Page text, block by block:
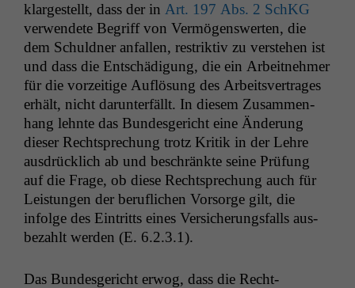
klargestellt, dass der in Art. 197 Abs. 2 SchKG
ver­wen­dete Begriff von Ver­mö­genswerten, die
dem Schuld­ner anfall­en, restrik­tiv zu ver­ste­hen ist
und dass die Entschädi­gung, die ein Arbeit­nehmer
für die vorzeit­ige Auflö­sung des Arbeitsver­trages
erhält, nicht darun­ter­fällt. In diesem Zusam­men­
hang lehnte das Bun­des­gericht eine Änderung
dieser Recht­sprechung trotz Kri­tik in der Lehre
aus­drück­lich ab und beschränk­te seine Prü­fung
auf die Frage, ob diese Recht­sprechung auch für
Leis­tun­gen der beru­flichen Vor­sorge gilt, die
infolge des Ein­tritts eines Ver­sicherungs­falls aus­
bezahlt wer­den (E. 6.2.3.1).
Das Bun­des­gericht erwog, dass die Recht­